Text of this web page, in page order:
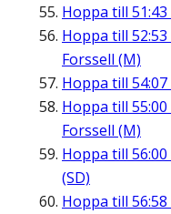
Hoppa till 51:43
Hoppa till 52:53
Forssell (M)
Hoppa till 54:07
Hoppa till 55:00
Forssell (M)
Hoppa till 56:00
(SD)
Hoppa till 56:58